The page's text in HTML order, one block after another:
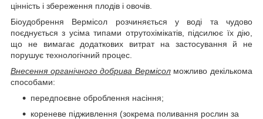
цінність і збереження плодів і овочів.
Біоудобрення Вермісол розчиняється у воді та чудово
поєднується з усіма типами отрутохімікатів, підсилює їх дію,
що не вимагає додаткових витрат на застосування й не
порушує технологічний процес.
Внесення органічного добрива Вермісол можливо декількома
способами:
передпоєвне оброблення насіння;
кореневе підживлення (зокрема поливання рослин за